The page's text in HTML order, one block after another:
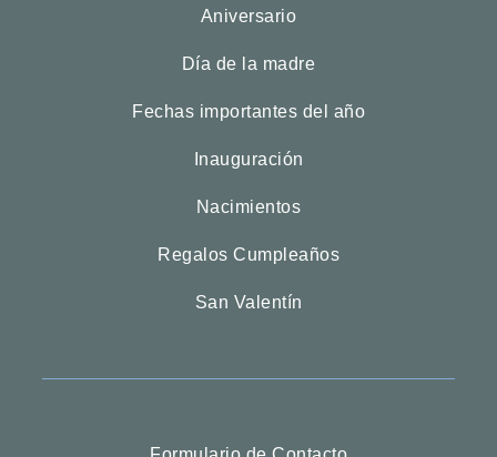
Aniversario
Día de la madre
Fechas importantes del año
Inauguración
Nacimientos
Regalos Cumpleaños
San Valentín